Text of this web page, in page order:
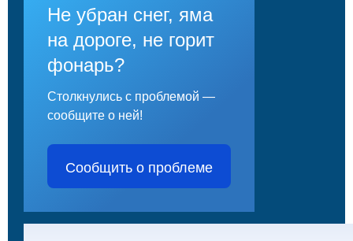
Не убран снег, яма
на дороге, не горит
фонарь?
Столкнулись с проблемой —
сообщите о ней!
Сообщить о проблеме